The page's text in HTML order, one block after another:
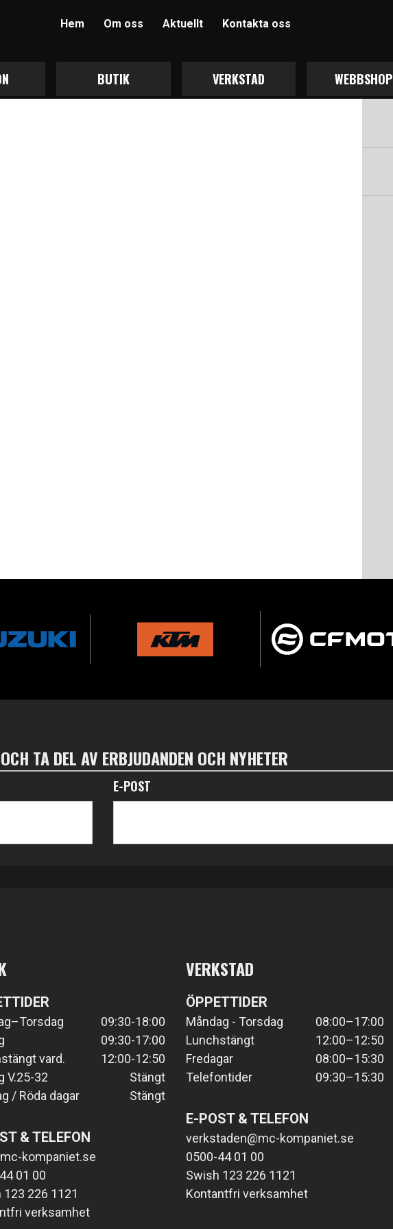
Hem Om oss Aktuellt Kontakta oss
BUTIK VERKSTAD WEBBSHOP
TA DEL AV ERBJUDANDEN OCH NYHETER
E-POST
09:30-18:00
09:30-17:00
vard.
12:00-12:50
V.25-32
Stängt
/ Röda dagar
Stängt
& TELEFON
kompaniet.se
01 00
123 226 1121
verksamhet
VERKSTAD
ÖPPETTIDER
Måndag - Torsdag
08:00–17:00
Lunchstängt
12:00–12:50
Fredagar
08:00–15:30
Telefontider
09:30–15:30
E-POST & TELEFON
verkstaden@mc-kompaniet.se
0500-44 01 00
Swish 123 226 1121
Kontantfri verksamhet